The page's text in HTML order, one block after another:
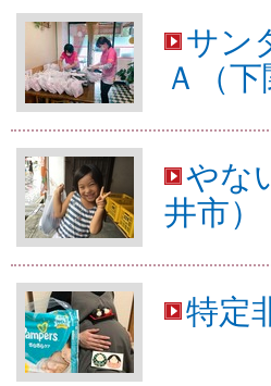
サン
Ａ（下
やな
井市）
特定